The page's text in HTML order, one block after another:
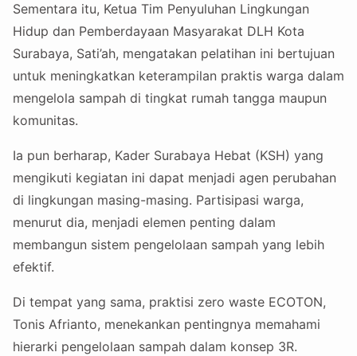
Sementara itu, Ketua Tim Penyuluhan Lingkungan
Hidup dan Pemberdayaan Masyarakat DLH Kota
Surabaya, Sati’ah, mengatakan pelatihan ini bertujuan
untuk meningkatkan keterampilan praktis warga dalam
mengelola sampah di tingkat rumah tangga maupun
komunitas.
Ia pun berharap, Kader Surabaya Hebat (KSH) yang
mengikuti kegiatan ini dapat menjadi agen perubahan
di lingkungan masing-masing. Partisipasi warga,
menurut dia, menjadi elemen penting dalam
membangun sistem pengelolaan sampah yang lebih
efektif.
Di tempat yang sama, praktisi zero waste ECOTON,
Tonis Afrianto, menekankan pentingnya memahami
hierarki pengelolaan sampah dalam konsep 3R.